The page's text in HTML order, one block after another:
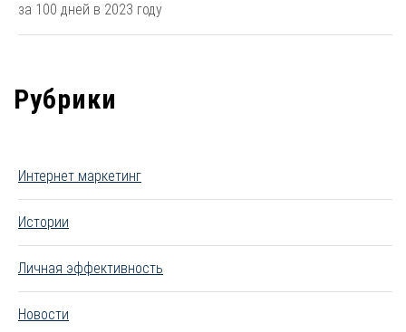
за 100 дней в 2023 году
Рубрики
Интернет маркетинг
Истории
Личная эффективность
Новости